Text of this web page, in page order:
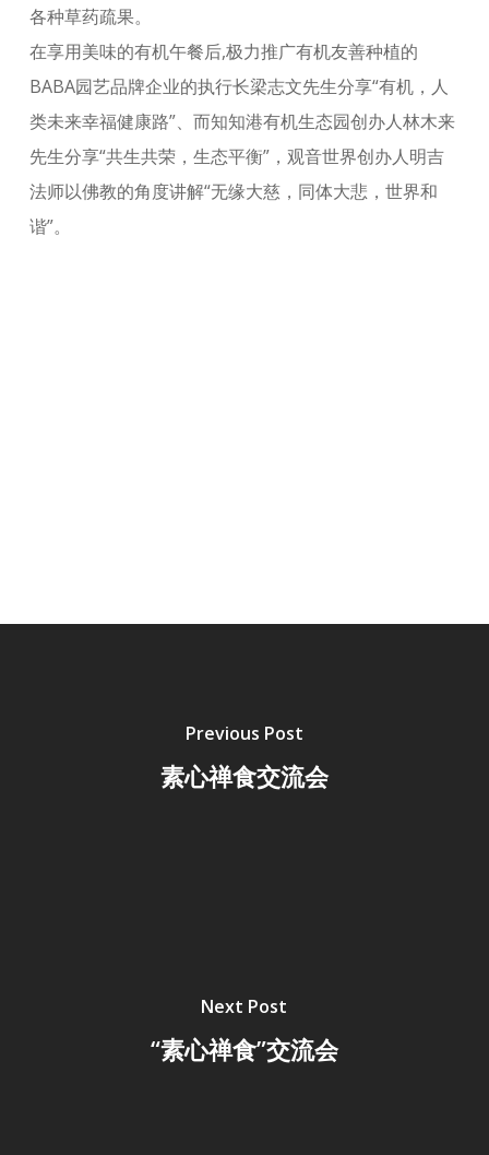
各种草药疏果。
在享用美味的有机午餐后,极力推广有机友善种植的
BABA园艺品牌企业的执行长梁志文先生分享“有机，人
类未来幸福健康路”、而知知港有机生态园创办人林木来
先生分享“共生共荣，生态平衡”，观音世界创办人明吉
法师以佛教的角度讲解“无缘大慈，同体大悲，世界和
谐”。
Previous Post
素心禅食交流会
Next Post
“素心禅食”交流会